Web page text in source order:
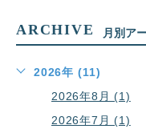
ARCHIVE 月別ア
2026年 (11)
2026年8月 (1)
2026年7月 (1)